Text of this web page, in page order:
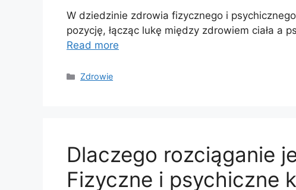
W dziedzinie zdrowia fizycznego i
pozycję, łącząc lukę między zdrowiem ciała a
Read more
Categories
Zdrowie
Dlaczego rozciąganie
Fizyczne i psychiczne